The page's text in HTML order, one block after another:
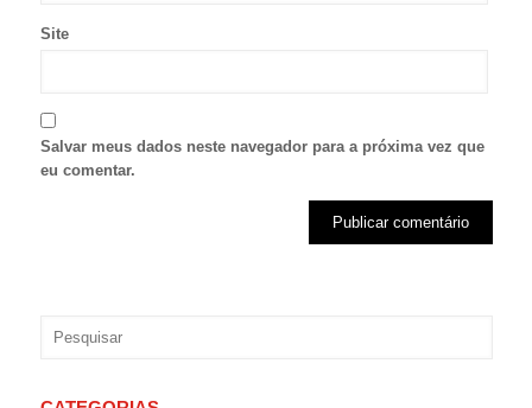
Site
Salvar meus dados neste navegador para a próxima vez que
eu comentar.